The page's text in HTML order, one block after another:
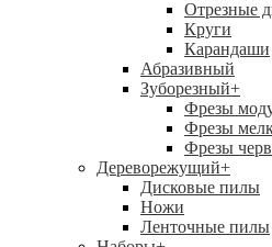
Отрезные
Круги
Карандаши
Абразивный
Зуборезный+
Фрезы
Фрезы
Фрезы
Дереворежущий+
Дисковые пилы
Ножи
Ленточные пилы